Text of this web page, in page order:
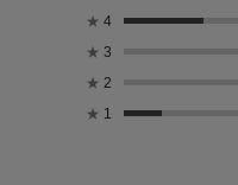
★ 4
★ 3
★ 2
★ 1